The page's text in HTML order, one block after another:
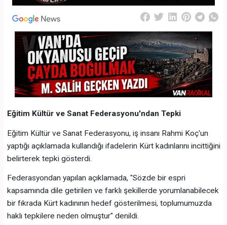
Eğitim Kültür ve Sanat Federasyonu'ndan Tepki
Eğitim Kültür ve Sanat Federasyonu, iş insanı Rahmi Koç'un
yaptığı açıklamada kullandığı ifadelerin Kürt kadınlarını incittiğini
belirterek tepki gösterdi.
Federasyondan yapılan açıklamada, "Sözde bir espri
kapsamında dile getirilen ve farklı şekillerde yorumlanabilecek
bir fıkrada Kürt kadınının hedef gösterilmesi, toplumumuzda
haklı tepkilere neden olmuştur" denildi.